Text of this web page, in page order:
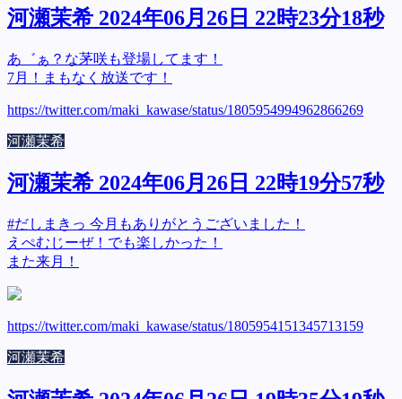
河瀬茉希 2024年06月26日 22時23分18秒
あ゛ぁ？な茅咲も登場してます！
7月！まもなく放送です！
https://twitter.com/maki_kawase/status/1805954994962866269
河瀬茉希
河瀬茉希 2024年06月26日 22時19分57秒
#だしまきっ 今月もありがとうございました！
えぺむじーぜ！でも楽しかった！
また来月！
https://twitter.com/maki_kawase/status/1805954151345713159
河瀬茉希